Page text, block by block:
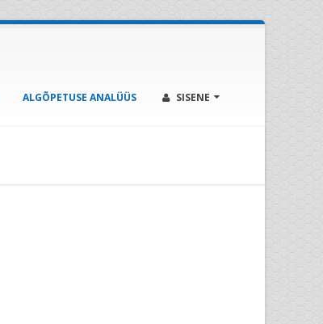
ALGÕPETUSE ANALÜÜS SISENE